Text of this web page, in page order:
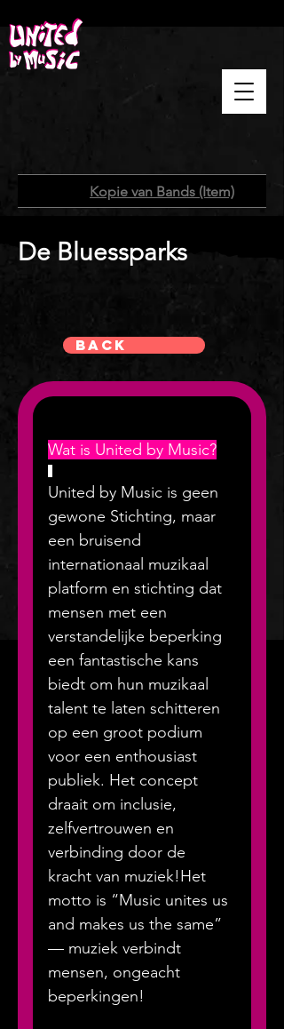
Kopie van Bands (Item)
De Bluessparks
Back
Wat is United by Music?
United by Music is geen
gewone Stichting, maar
een bruisend
internationaal muzikaal
platform en stichting dat
mensen met een
verstandelijke beperking
een fantastische kans
biedt om hun muzikaal
talent te laten schitteren
op een groot podium
voor een enthousiast
publiek. Het concept
draait om inclusie,
zelfvertrouwen en
verbinding door de
kracht van muziek!Het
motto is “Music unites us
and makes us the same”
— muziek verbindt
mensen, ongeacht
beperkingen!